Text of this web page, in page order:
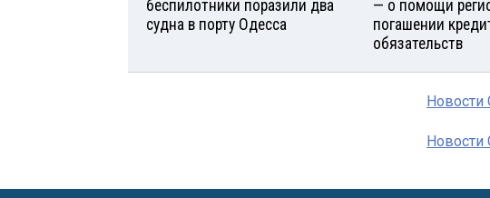
беспилотники поразили два
судна в порту Одесса
— о помощи
погашении
обязательств